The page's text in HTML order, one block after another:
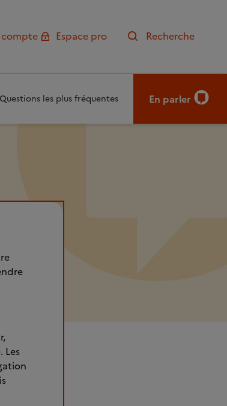
Espace pro Recherche
Questions les plus fréquentes En parler
Les